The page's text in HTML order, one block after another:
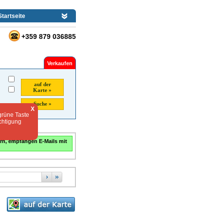
+359 879 036885
Verkaufen
auf der
Karte »
Suche »
empfangen E-Mails mit
› »
Taste
X